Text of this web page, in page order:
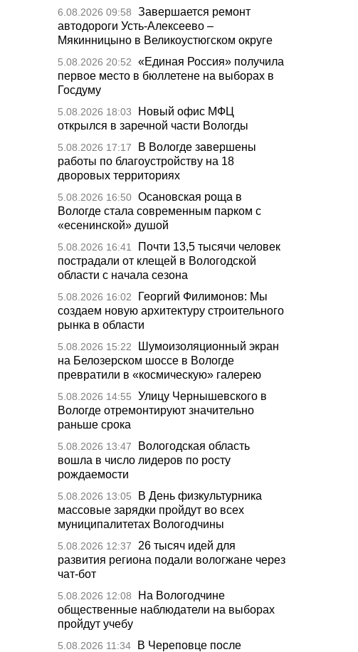
6.08.2026 09:58
Завершается ремонт
автодороги Усть-Алексеево –
Мякинницыно в Великоустюгском округе
5.08.2026 20:52
«Единая Россия» получила
первое место в бюллетене на выборах в
Госдуму
5.08.2026 18:03
Новый офис МФЦ
открылся в заречной части Вологды
5.08.2026 17:17
В Вологде завершены
работы по благоустройству на 18
дворовых территориях
5.08.2026 16:50 Осановская роща в
Вологде стала современным парком с
«есенинской» душой
5.08.2026 16:41
Почти 13,5 тысячи человек
пострадали от клещей в Вологодской
области с начала сезона
5.08.2026 16:02
Георгий Филимонов: Мы
создаем новую архитектуру строительного
рынка в области
5.08.2026 15:22
Шумоизоляционный экран
на Белозерском шоссе в Вологде
превратили в «космическую» галерею
5.08.2026 14:55
Улицу Чернышевского в
Вологде отремонтируют значительно
раньше срока
5.08.2026 13:47
Вологодская область
вошла в число лидеров по росту
рождаемости
5.08.2026 13:05
В День физкультурника
массовые зарядки пройдут во всех
муниципалитетах Вологодчины
5.08.2026 12:37
26 тысяч идей для
развития региона подали вологжане через
чат-бот
5.08.2026 12:08
На Вологодчине
общественные наблюдатели на выборах
пройдут учебу
5.08.2026 11:34
В Череповце после